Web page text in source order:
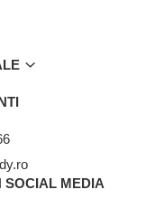
SOCIAL MEDIA